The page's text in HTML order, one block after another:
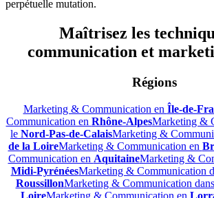
perpétuelle mutation.
Maîtrisez les
communication et
Régions
Marketing & Communication en Île-de-
Communication en Rhône-AlpesMarketing &
le Nord-Pas-de-CalaisMarketing &
de la LoireMarketing & Communication en
Communication en AquitaineMarketing &
Midi-PyrénéesMarketing & Communication
RoussillonMarketing & Communication
LoireMarketing & Communication en